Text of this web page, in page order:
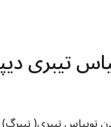
تیبری